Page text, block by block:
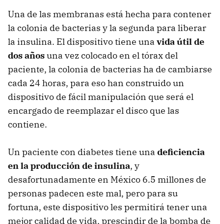
Una de las membranas está hecha para contener
la colonia de bacterias y la segunda para liberar
la insulina. El dispositivo tiene una vida útil de
dos añosuna vez colocado en el tórax del
paciente, la colonia de bacterias ha de cambiarse
cada 24 horas, para eso han construido un
dispositivo de fácil manipulación que será el
encargado de reemplazar el disco que las
contiene.
Un paciente con diabetes tiene una deficiencia
en la producción de insulina, y
desafortunadamente en México 6.5 millones de
personas padecen este mal, pero para su
fortuna, este dispositivo les permitirá tener una
mejor calidad de vida, prescindir de la bomba de